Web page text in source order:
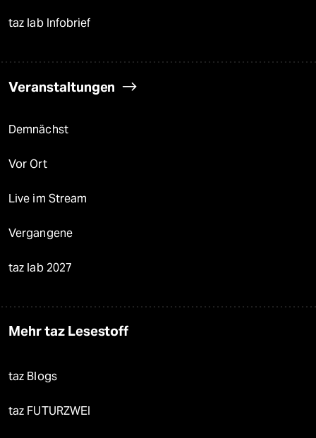
taz lab Infobrief
Veranstaltungen
Demnächst
Vor Ort
Live im Stream
Vergangene
taz lab 2027
Mehr taz Lesestoff
taz Blogs
taz FUTURZWEI